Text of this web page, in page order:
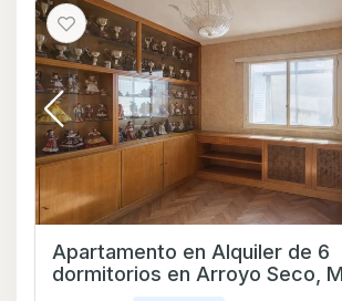
Apartamento en Alquiler de 6
dormitorios en Arroyo